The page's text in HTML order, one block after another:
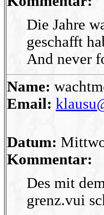
Die Jahre
geschafft
And never
Name:
Email:
Datum:
Kommentar:
Des mit
grenz.vui